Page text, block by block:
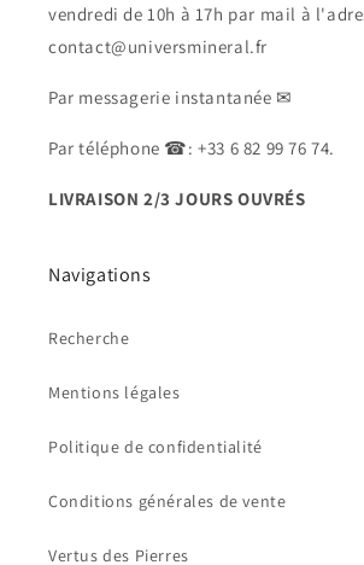
vendredi de 10h à 17h par mail à
contact@universmineral.fr
Par messagerie instantanée ✉
Par téléphone ☎: +33 6 82 99 76 74.
LIVRAISON 2/3 JOURS OUVRÉS
Navigations
Recherche
Mentions légales
Politique de confidentialité
Conditions générales de vente
Vertus des Pierres